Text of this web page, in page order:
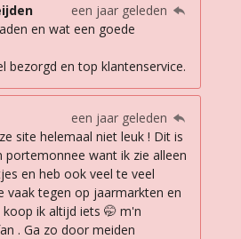
een jaar geleden
en wat een goede
bezorgd en top klantenservice.
een jaar geleden
site helemaal niet leuk ! Dit is
portemonnee want ik zie alleen
en heb ook veel te veel
vaak tegen op jaarmarkten en
ik altijd iets 🤭 m'n
. Ga zo door meiden